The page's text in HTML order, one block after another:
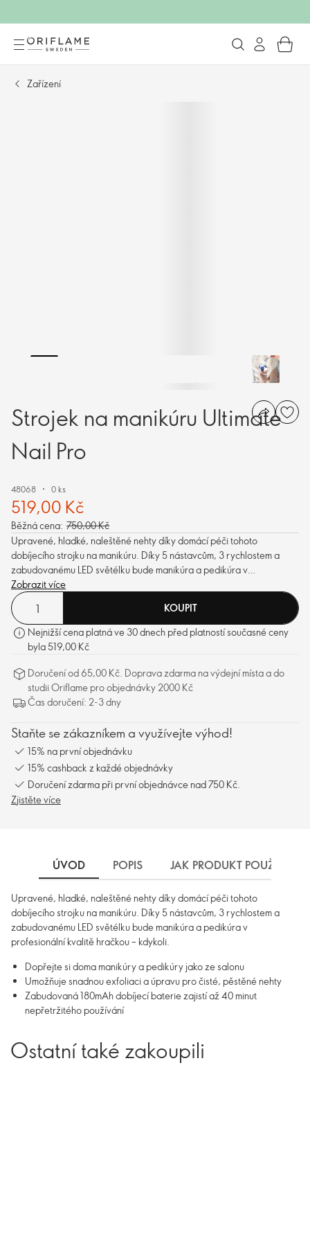
Zařízení
Strojek na manikúru Ultimate
Nail Pro
48068 0 ks
519,00 Kč
Běžná cena: 750,00 Kč
Upravené, hladké, naleštěné nehty díky domácí péči tohoto
dobíjecího strojku na manikúru. Díky 5 nástavcům, 3 rychlostem a
zabudovanému LED světélku bude manikúra a pedikúra v
profesionální kvalitě hračkou – kdykoli.
Zobrazit více
KOUPIT
Nejnižší cena platná ve 30 dnech před platností současné ceny
byla 519,00 Kč
Doručení od 65,00 Kč. Doprava zdarma na výdejní místa a do
studii Oriflame pro objednávky 2000 Kč
Čas doručení: 2-3 dny
Staňte se zákazníkem a využívejte výhod!
15% na první objednávku
15% cashback z každé objednávky
Doručení zdarma při první objednávce nad 750 Kč.
Zjistěte více
ÚVOD POPIS JAK PRODUKT POUŽÍVAT
Upravené, hladké, naleštěné nehty díky domácí péči tohoto
dobíjecího strojku na manikúru. Díky 5 nástavcům, 3 rychlostem a
zabudovanému LED světélku bude manikúra a pedikúra v
profesionální kvalitě hračkou – kdykoli.
Dopřejte si doma manikúry a pedikúry jako ze salonu
Umožňuje snadnou exfoliaci a úpravu pro čisté, pěstěné nehty
Zabudovaná 180mAh dobíjecí baterie zajistí až 40 minut
nepřetržitého používání
Ostatní také zakoupili